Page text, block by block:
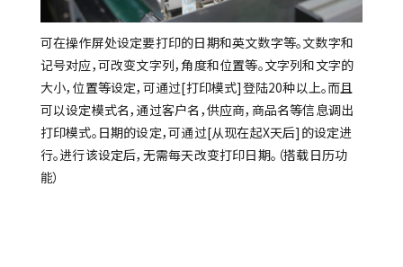
可在操作屏处设定要打印的日期和英文数字等。文数字和
记号对应，可改变文字列，角度和位置等。文字列和文字的
大小，位置等设定，可通过[打印模式]登陆20种以上。而且
可以设定模式名，通过客户名，供应商，商品名等信息调出
打印模式。日期的设定，可通过[从现在起X天后]的设定进
行。进行该设定后，无需每天改变打印日期。（搭载日历功
能）